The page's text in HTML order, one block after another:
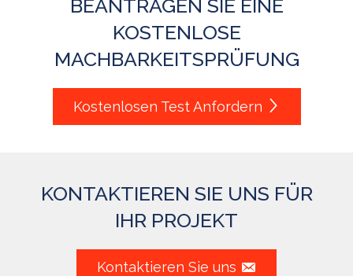
BEANTRAGEN SIE EINE
KOSTENLOSE
MACHBARKEITSPRÜFUNG
Kostenlosen Test Anfordern
KONTAKTIEREN SIE UNS FÜR
IHR PROJEKT
Kontaktieren Sie uns